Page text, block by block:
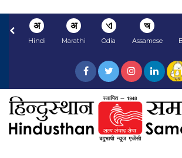
अ
Hindi
अ
Marathi
ଏ
Odia
অ
Assamese